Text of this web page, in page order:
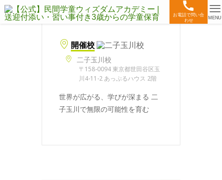
お電話で問い合
わせ
MENU
開催校
二子玉川校
〒158-0094 東京都世田谷区玉
川4-11-2 あっぷるハウス 2階
世界が広がる、学びが深まる 二
子玉川で無限の可能性を育む